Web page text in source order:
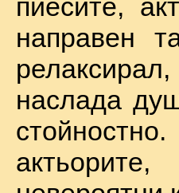
пиесите,
направен
наслада